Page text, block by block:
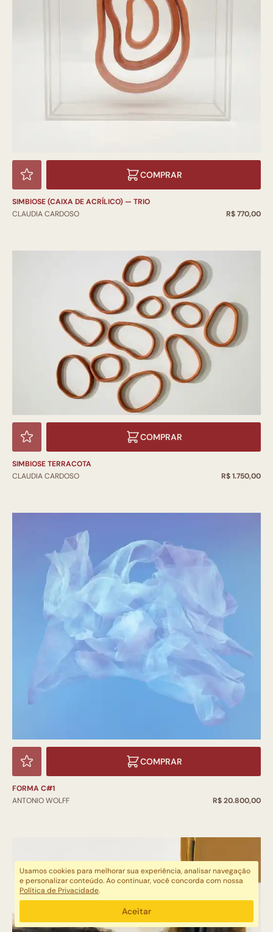
COMPRAR
SIMBIOSE (CAIXA DE ACRÍLICO) — TRIO
CLAUDIA CARDOSO
R$ 770,00
COMPRAR
SIMBIOSE TERRACOTA
CLAUDIA CARDOSO
R$ 1.750,00
COMPRAR
FORMA C#1
ANTONIO WOLFF
R$ 20.800,00
Usamos cookies para melhorar sua experiência, analisar navegação
e personalizar conteúdo. Ao continuar, você concorda com nossa
Política de Privacidade.
Aceitar